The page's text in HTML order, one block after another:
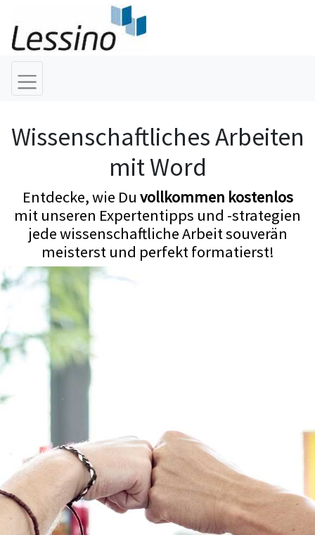
Wissenschaftliches Arbeiten
mit Word
Entdecke, wie Du vollkommen kostenlos
mit unseren Expertentipps und -strategien
jede wissenschaftliche Arbeit souverän
meisterst und perfekt formatierst!